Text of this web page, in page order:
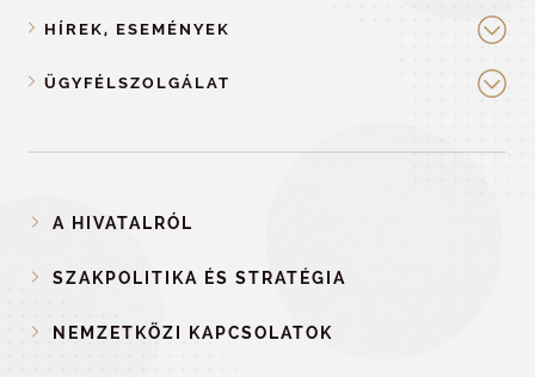
HÍREK, ESEMÉNYEK
ÜGYFÉLSZOLGÁLAT
A HIVATALRÓL
SZAKPOLITIKA ÉS STRATÉGIA
NEMZETKÖZI KAPCSOLATOK